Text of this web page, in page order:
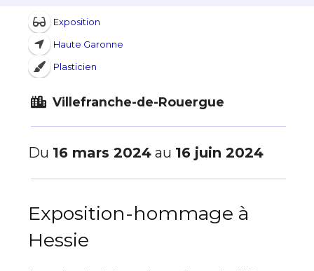
Exposition
Haute Garonne
Plasticien
Villefranche-de-Rouergue
Du 16 mars 2024 au 16 juin 2024
Exposition-hommage à
Hessie